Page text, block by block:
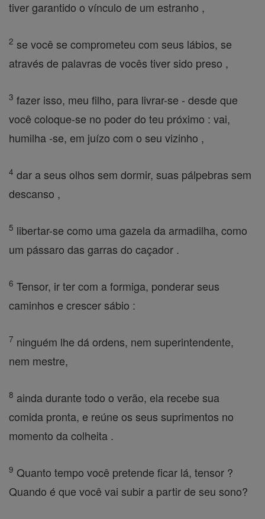
tiver garantido o vínculo de um estranho ,
2 se você se comprometeu com seus lábios, se
através de palavras de vocês tiver sido preso ,
3 fazer isso, meu filho, para livrar-se - desde que
você coloque-se no poder do teu próximo : vai,
humilha -se, em juízo com o seu vizinho ,
4 dar a seus olhos sem dormir, suas pálpebras sem
descanso ,
5 libertar-se como uma gazela da armadilha, como
um pássaro das garras do caçador .
6 Tensor, ir ter com a formiga, ponderar seus
caminhos e crescer sábio :
7 ninguém lhe dá ordens, nem superintendente,
nem mestre,
8 ainda durante todo o verão, ela recebe sua
comida pronta, e reúne os seus suprimentos no
momento da colheita .
9 Quanto tempo você pretende ficar lá, tensor ?
Quando é que você vai subir a partir de seu sono?